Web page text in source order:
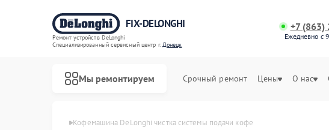
FIX-DELONGHI
Ремонт устройств DeLonghi
Специализированный cервисный центр г.Донецк
+7 (863)
Ежедневно с
Мы ремонтируем Срочный ремонт Цены О нас
в Донецке Кофемашина DeLonghi чистка системы подачи кофе